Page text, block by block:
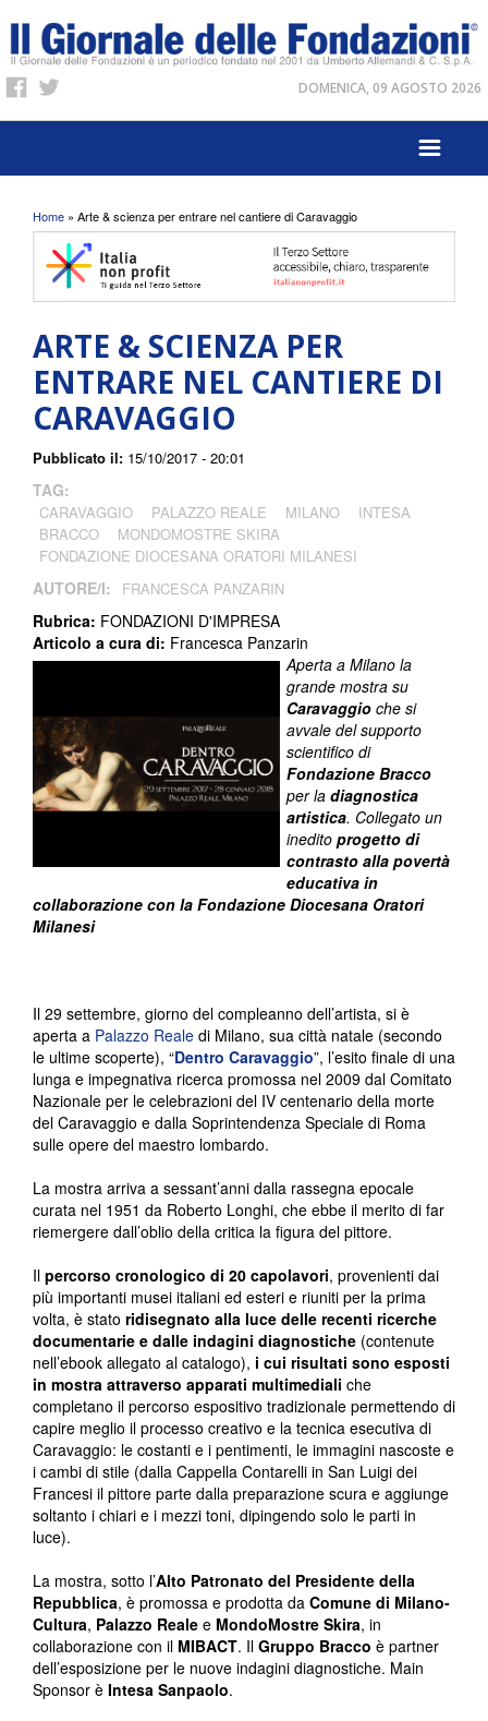
DOMENICA, 09 AGOSTO 2026
Tu sei qui
Home » Arte & scienza per entrare nel cantiere di Caravaggio
ARTE & SCIENZA PER
ENTRARE NEL CANTIERE DI
CARAVAGGIO
Pubblicato il: 15/10/2017 - 20:01
TAG:
CARAVAGGIO PALAZZO REALE MILANO
INTESA
BRACCO
MONDOMOSTRE SKIRA
FONDAZIONE DIOCESANA ORATORI MILANESI
AUTORE/I: FRANCESCA PANZARIN
Rubrica: FONDAZIONI D'IMPRESA
Articolo a cura di: Francesca Panzarin
Aperta a Milano la
grande mostra su
Caravaggioche si
avvale del supporto
scientifico di
Fondazione Bracco
per la diagnostica
artistica. Collegato un
inedito progetto di
contrasto alla povertà
educativa in
collaborazione con la Fondazione Diocesana Oratori
Milanesi
Il 29 settembre, giorno del compleanno dell’artista, si è
aperta a Palazzo Reale di Milano, sua città natale (secondo
le ultime scoperte), “Dentro Caravaggio”, l’esito finale di una
lunga e impegnativa ricerca promossa nel 2009 dal Comitato
Nazionale per le celebrazioni del IV centenario della morte
del Caravaggio e dalla Soprintendenza Speciale di Roma
sulle opere del maestro lombardo.
La mostra arriva a sessant’anni dalla rassegna epocale
curata nel 1951 da Roberto Longhi, che ebbe il merito di far
riemergere dall’oblio della critica la figura del pittore.
Il percorso cronologico di 20 capolavori, provenienti dai
più importanti musei italiani ed esteri e riuniti per la prima
volta, è stato ridisegnato alla luce delle recenti ricerche
documentarie e dalle indagini diagnostiche (contenute
nell’ebook allegato al catalogo), i cui risultati sono esposti
in mostra attraverso apparati multimediali che
completano il percorso espositivo tradizionale permettendo di
capire meglio il processo creativo e la tecnica esecutiva di
Caravaggio: le costanti e i pentimenti, le immagini nascoste e
i cambi di stile (dalla Cappella Contarelli in San Luigi dei
Francesi il pittore parte dalla preparazione scura e aggiunge
soltanto i chiari e i mezzi toni, dipingendo solo le parti in
luce).
La mostra, sotto l’Alto Patronato del Presidente della
Repubblica, è promossa e prodotta da Comune di Milano‐
Cultura, Palazzo Reale e MondoMostre Skira, in
collaborazione con il MIBACT. Il Gruppo Bracco è partner
dell’esposizione per le nuove indagini diagnostiche. Main
Sponsor è Intesa Sanpaolo.